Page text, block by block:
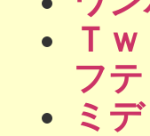
Ｔ
フテ
ミ